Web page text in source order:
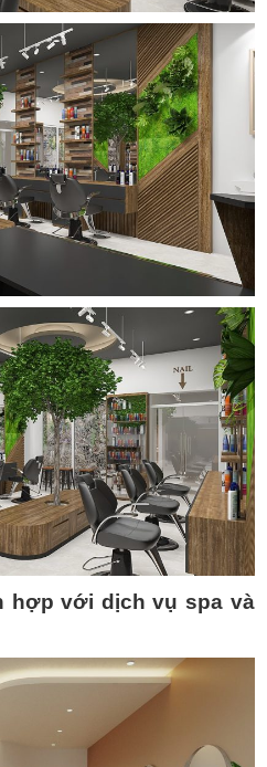
hợp với dịch vụ spa và